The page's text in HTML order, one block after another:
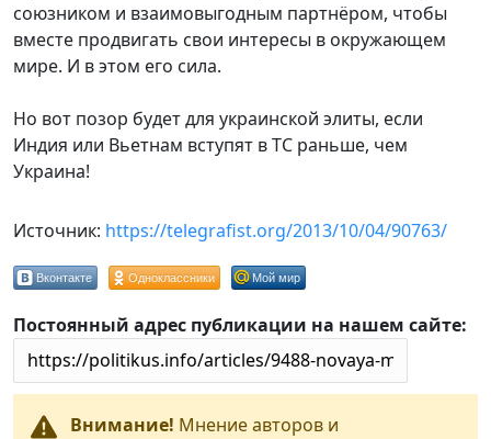
союзником и взаимовыгодным партнёром, чтобы
вместе продвигать свои интересы в окружающем
мире. И в этом его сила.
Но вот позор будет для украинской элиты, если
Индия или Вьетнам вступят в ТС раньше, чем
Украина!
Источник: https://telegrafist.org/2013/10/04/90763/
Вконтакте Одноклассники Мой мир
Постоянный адрес публикации на нашем сайте:
Внимание! Мнение авторов и